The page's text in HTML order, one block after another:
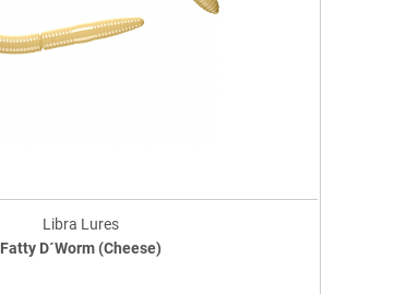
Libra Lures
Fatty D´Worm (Cheese)